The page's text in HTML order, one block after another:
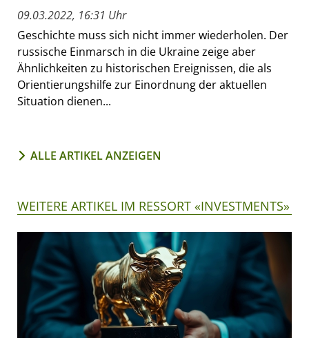
09.03.2022, 16:31 Uhr
Geschichte muss sich nicht immer wiederholen. Der
russische Einmarsch in die Ukraine zeige aber
Ähnlichkeiten zu historischen Ereignissen, die als
Orientierungshilfe zur Einordnung der aktuellen
Situation dienen...
ALLE ARTIKEL ANZEIGEN
WEITERE ARTIKEL IM RESSORT «INVESTMENTS»